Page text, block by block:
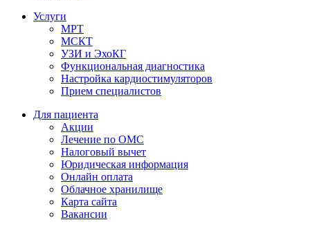
Услуги
МРТ
МСКТ
УЗИ и ЭхоКГ
Функциональная диагностика
Настройка кардиостимуляторов
Прием специалистов
Для пациента
Акции
Лечение по ОМС
Налоговый вычет
Юридическая информация
Онлайн оплата
Облачное хранилище
Карта сайта
Вакансии